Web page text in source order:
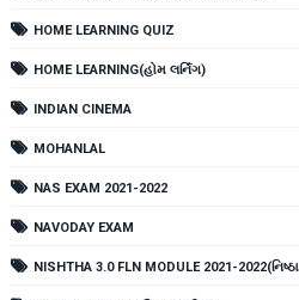
HOME LEARNING QUIZ
HOME LEARNING(હોમ લર્નિંગ)
INDIAN CINEMA
MOHANLAL
NAS EXAM 2021-2022
NAVODAY EXAM
NISHTHA 3.0 FLN MODULE 2021-